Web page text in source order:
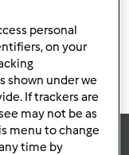
personal
on your
shown under we
If trackers are
may not be as
menu to change
time by